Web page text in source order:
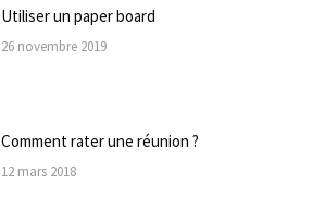
Utiliser un paper board
26 novembre 2019
Comment rater une réunion ?
12 mars 2018